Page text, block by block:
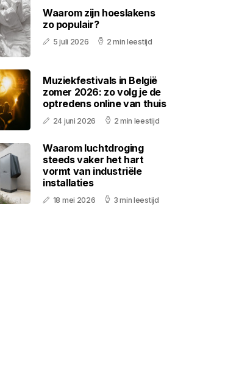
Waarom zijn hoeslakens
zo populair?
5 juli 2026 2 min leestijd
Muziekfestivals in België
zomer 2026: zo volg je de
optredens online van thuis
24 juni 2026 2 min leestijd
Waarom luchtdroging
steeds vaker het hart
vormt van industriële
installaties
18 mei 2026 3 min leestijd